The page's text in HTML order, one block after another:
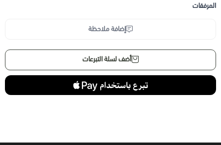
المرفقات
إضافة ملاحظة
أضف لسلة التبرعات